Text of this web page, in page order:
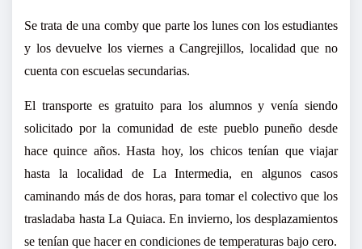
Se trata de una comby que parte los lunes con los estudiantes
y los devuelve los viernes a Cangrejillos, localidad que no
cuenta con escuelas secundarias.
El transporte es gratuito para los alumnos y venía siendo
solicitado por la comunidad de este pueblo puneño desde
hace quince años. Hasta hoy, los chicos tenían que viajar
hasta la localidad de La Intermedia, en algunos casos
caminando más de dos horas, para tomar el colectivo que los
trasladaba hasta La Quiaca. En invierno, los desplazamientos
se tenían que hacer en condiciones de temperaturas bajo cero.